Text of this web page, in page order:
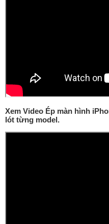
Xem Video Ép màn hình
lót từng model.